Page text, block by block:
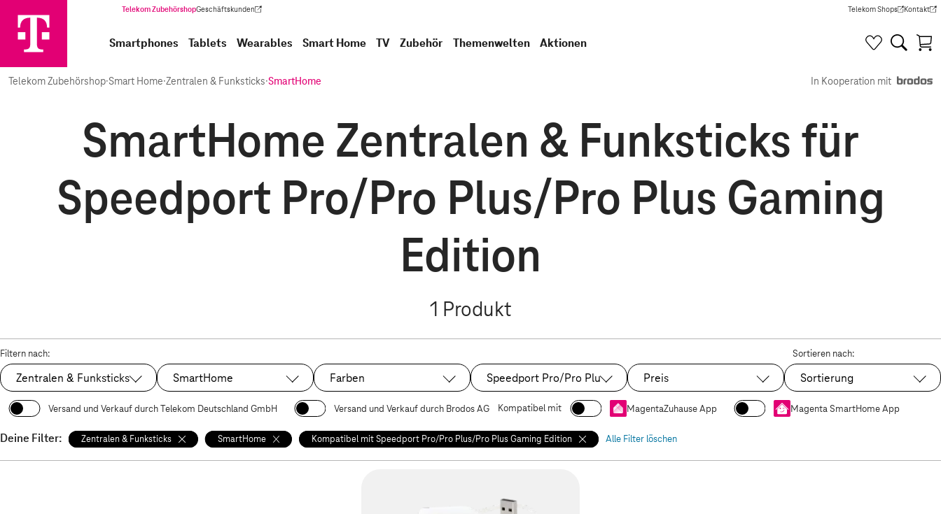
Telekom ZubehörshopGeschäftskunden
(Wird in einem neuen Tab geöffnet) Telekom Shops
(Wird in einem neuen Tab
Kontakt
(Wird in
Smartphones Tablets Wearables Smart Home TV Zubehör Themenwelten Aktionen
Telekom Zubehörshop·Smart Home·Zentralen & Funksticks·SmartHome In Kooperation mit
SmartHome Zentralen & Funksticks für
Speedport Pro/Pro Plus/Pro Plus Gaming
Edition
1 Produkt
Filtern nach:
Ausgewählt:
Zentralen & Funksticks Ausgewählt:
SmartHome Farben Ausgewählt:
Speedport Pro/Pro Plus/Pro Plus Gaming Edition
Preis
Sortieren nach:
Sortierung
Versand und Verkauf durch Telekom Deutschland GmbH Versand und Verkauf durch Brodos AG Kompatibel mit MagentaZuhause App Magenta SmartHome App
Deine Filter: Zentralen & Funksticks SmartHome Kompatibel mit Speedport Pro/Pro Plus/Pro Plus Gaming Edition Alle Filter löschen